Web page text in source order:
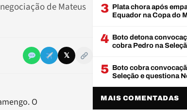
de Mateus
𝕏
O
3 Plata chora após
Equador na Copa do
4 Boto detona
cobra Pedro na
5 Boto cobra
Seleção e questiona
MAIS COMENTADAS